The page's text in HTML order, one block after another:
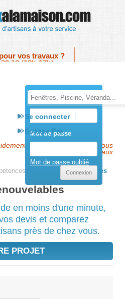
vos travaux ?
10 (10h-17h)
Se connecter
Espace Pro
E-mail
Mot de passe
Mot de passe oublié
l'artisan près de chez vous
pour vos travaux
Energies renouvelables
en moins d'une minute,
devis et comparez
près de chez vous.
PROJET